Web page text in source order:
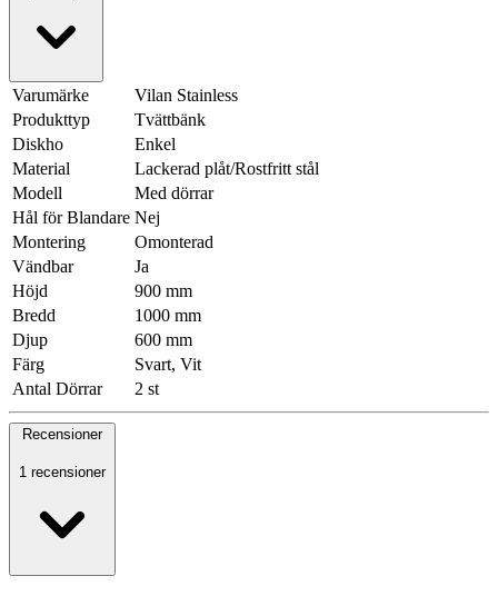
Varumärke
Vilan Stainless
Produkttyp
Tvättbänk
Diskho
Enkel
Material
Lackerad plåt/Rostfritt stål
Modell
Med dörrar
Hål för Blandare Nej
Montering
Omonterad
Vändbar
Ja
Höjd
900 mm
Bredd
1000 mm
Djup
600 mm
Färg
Svart, Vit
Antal Dörrar
2 st
Recensioner
1 recensioner